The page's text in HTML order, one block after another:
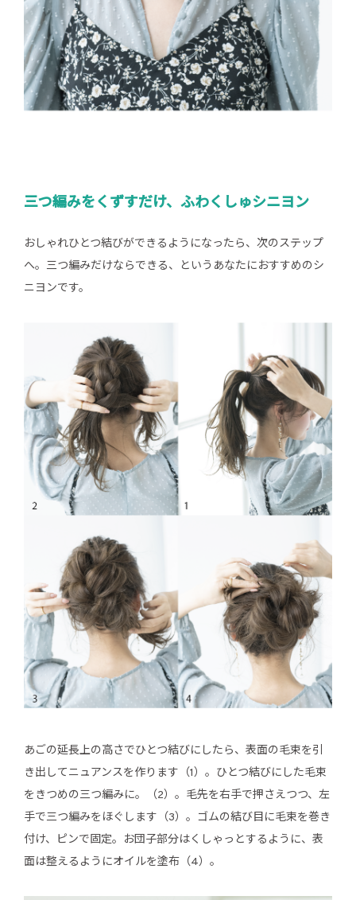
三つ編みをくずすだけ、ふわくしゅシニヨン
おしゃれひとつ結びができるようになったら、次のステップ
へ。三つ編みだけならできる、というあなたにおすすめのシ
ニヨンです。
あごの延長上の高さでひとつ結びにしたら、表面の毛束を引
き出してニュアンスを作ります（1）。ひとつ結びにした毛束
をきつめの三つ編みに。（2）。毛先を右手で押さえつつ、左
手で三つ編みをほぐします（3）。ゴムの結び目に毛束を巻き
付け、ピンで固定。お団子部分はくしゃっとするように、表
面は整えるようにオイルを塗布（4）。